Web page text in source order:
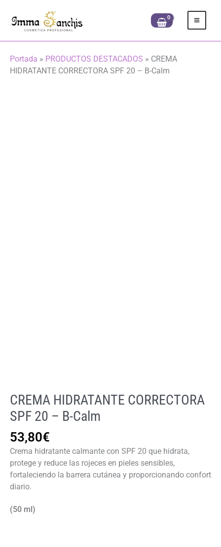
contenido
Portada » PRODUCTOS DESTACADOS » CREMA
HIDRATANTE CORRECTORA SPF 20 – B-Calm
CREMA HIDRATANTE CORRECTORA
SPF 20 – B-Calm
53,80€
Crema hidratante calmante con SPF 20 que hidrata,
protege y reduce las rojeces en pieles sensibles,
fortaleciendo la barrera cutánea y proporcionando confort
diario.
(50 ml)